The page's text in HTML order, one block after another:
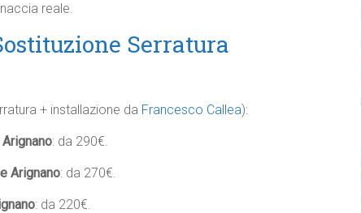
reale.
Serratura
+ installazione da Francesco Callea):
: da 290€.
Arignano: da 270€.
: da 220€.